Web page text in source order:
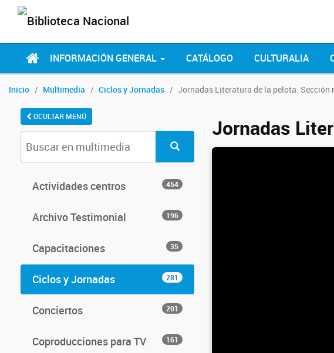
INFORMACIÓN GENERAL CATÁLOGO CULTURALIA
Inicio Multimedia Ciclos y Jornadas Jornadas Literatura de la pelota. Sección
OCULTAR MENÚ
Actividades centros 454
Archivo Testimonial 196
Capacitaciones 35
Ciclos y Jornadas 281
Conciertos 201
Coproducciones para TV 161
Jornadas